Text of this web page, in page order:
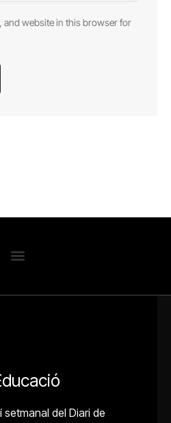
and website in this browser for